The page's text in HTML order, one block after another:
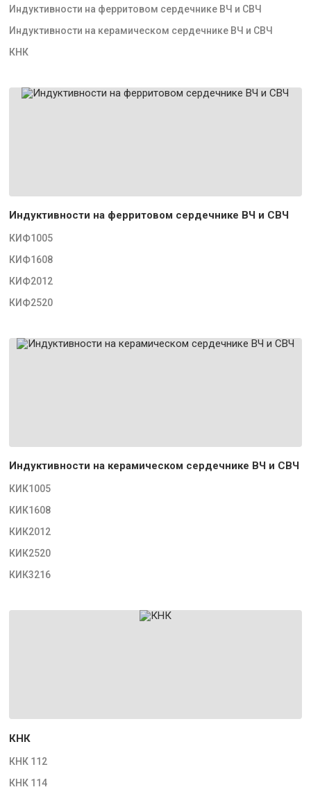
Индуктивности на ферритовом сердечнике ВЧ и СВЧ
Индуктивности на керамическом сердечнике ВЧ и СВЧ
КНК
Индуктивности на ферритовом сердечнике ВЧ и СВЧ
КИФ1005
КИФ1608
КИФ2012
КИФ2520
Индуктивности на керамическом сердечнике ВЧ и СВЧ
КИК1005
КИК1608
КИК2012
КИК2520
КИК3216
КНК
КНК 112
КНК 114